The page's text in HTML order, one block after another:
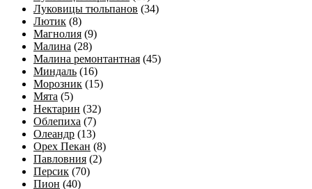
Луковицы тюльпанов (34)
Лютик (8)
Магнолия (9)
Малина (28)
Малина ремонтантная (45)
Миндаль (16)
Морозник (15)
Мята (5)
Нектарин (32)
Облепиха (7)
Олеандр (13)
Орех Пекан (8)
Павловния (2)
Персик (70)
Пион (40)